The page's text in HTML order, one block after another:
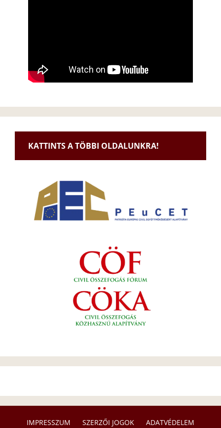
KATTINTS A TÖBBI OLDALUNKRA!
IMPRESSZUM SZERZŐI JOGOK ADATVÉDELEM